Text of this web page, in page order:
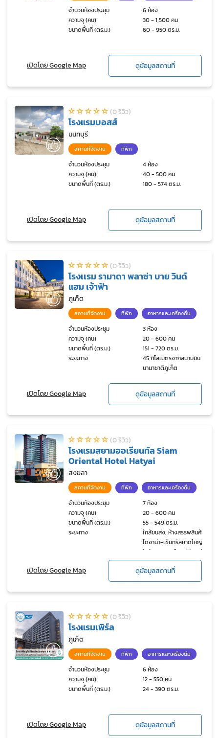
จำนวนห้องประชุม
6 ห้อง
ความจุ (คน)
30 - 1,500 คน
ขนาดพื้นที่ (ตร.ม.)
60 - 950 ตร.ม.
เปิดโดย Google Map ดูข้อมูลสถานที่
(0 รีวิว)
โรงแรมบอสส์
นนทบุรี
สถานที่จัดงาน ที่พัก
จำนวนห้องประชุม
4 ห้อง
ความจุ (คน)
40 - 500 คน
ขนาดพื้นที่ (ตร.ม.)
180 - 574 ตร.ม.
เปิดโดย Google Map ดูข้อมูลสถานที่
(0 รีวิว)
โรงเเรม รามาดา พลาซ่า บาย วินด์
แฮม เจ้าฟ้า
ภูเก็ต
สถานที่จัดงาน ที่พัก อาหารและเครื่องดื่ม
จำนวนห้องประชุม
3 ห้อง
ความจุ (คน)
20 - 600 คน
ขนาดพื้นที่ (ตร.ม.)
151 - 720 ตร.ม.
ระยะทาง
45 กิโลเมตรจากสนามบิน
นานาชาติภูเก็ต
เปิดโดย Google Map ดูข้อมูลสถานที่
(0 รีวิว)
โรงแรมสยามออเรียนทัล Siam
Oriental Hotel Hatyai
สงขลา
สถานที่จัดงาน ที่พัก อาหารและเครื่องดื่ม
จำนวนห้องประชุม
7 ห้อง
ความจุ (คน)
20 - 600 คน
ขนาดพื้นที่ (ตร.ม.)
55 - 549 ตร.ม.
ระยะทาง
ใกล้ขนส่ง, ห้างสรรพสินค้า
ไดอาน่า-เซ็นทรัลหาดใหญ่,
ใกล้รพ.ราษฎร์ยินดี ขับรถไม่
เกิน 5 นาที และห่างจากสนาม
บินประมาน 17 กิโล
เปิดโดย Google Map ดูข้อมูลสถานที่
(0 รีวิว)
โรงแรมเพิร์ล
ภูเก็ต
สถานที่จัดงาน ที่พัก อาหารและเครื่องดื่ม
จำนวนห้องประชุม
6 ห้อง
ความจุ (คน)
12 - 550 คน
ขนาดพื้นที่ (ตร.ม.)
24 - 390 ตร.ม.
เปิดโดย Google Map ดูข้อมูลสถานที่